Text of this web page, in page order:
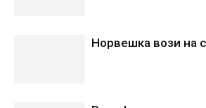
Норвешка вози на